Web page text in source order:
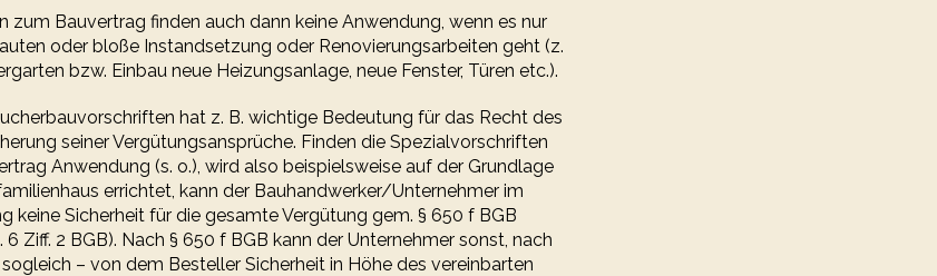
zum Bauvertrag finden auch dann keine Anwendung, wenn es nur
oder bloße Instandsetzung oder Renovierungsarbeiten geht (z.
bzw. Einbau neue Heizungsanlage, neue Fenster, Türen etc.).
hat z. B. wichtige Bedeutung für das Recht des
seiner Vergütungsansprüche. Finden die Spezialvorschriften
Anwendung (s. o.), wird also beispielsweise auf der Grundlage
errichtet, kann der Bauhandwerker/Unternehmer im
keine Sicherheit für die gesamte Vergütung gem. § 650 f BGB
Ziff. 2 BGB). Nach § 650 f BGB kann der Unternehmer sonst, nach
– von dem Besteller Sicherheit in Höhe des vereinbarten